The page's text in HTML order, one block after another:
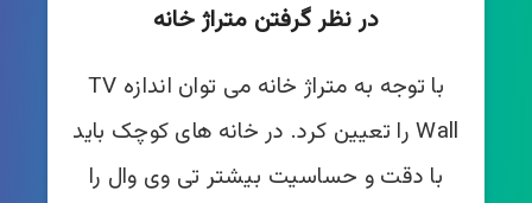
در نظر گرفتن متراژ خانه
با توجه به متراژ خانه می توان اندازه TV
Wall را تعیین کرد. در خانه های کوچک باید
با دقت و حساسیت بیشتر تی وی وال را